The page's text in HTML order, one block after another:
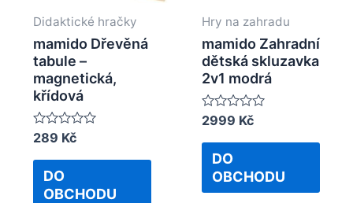
Didaktické hračky
mamido Dřevěná
tabule –
magnetická,
křídová
Rated
out
289 Kč
DO
OBCHODU
Hry na zahradu
mamido Zahradní
dětská skluzavka
2v1 modrá
Rated
out
2999 Kč
DO
OBCHODU